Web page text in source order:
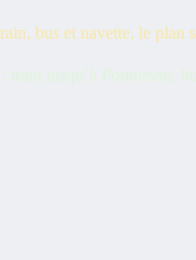
bus et navette, le plan
jusqu’à Pontorson,